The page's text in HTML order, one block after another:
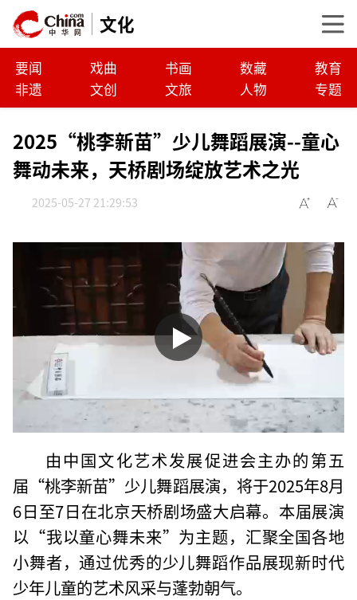
文化
要闻 戏曲 书画 数藏
教育
非遗
文创 文旅 人物 专题
2025“桃李新苗”少儿舞蹈展演--童心
舞动未来，天桥剧场绽放艺术之光
2025-05-27 21:29:53
由中国文化艺术发展促进会主办的第五
届“桃李新苗”少儿舞蹈展演，将于2025年8月
6日至7日在北京天桥剧场盛大启幕。本届展演
以“我以童心舞未来”为主题，汇聚全国各地
小舞者，通过优秀的少儿舞蹈作品展现新时代
少年儿童的艺术风采与蓬勃朝气。